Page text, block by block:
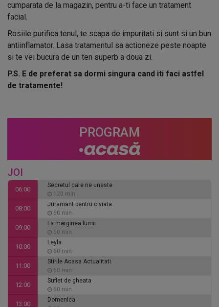
cumparata de la magazin, pentru a-ti face un tratament
facial.
Rosiile purifica tenul, te scapa de impuritati si sunt si un bun
antiinflamator. Lasa tratamentul sa actioneze peste noapte
si te vei bucura de un ten superb a doua zi.
P.S. E de preferat sa dormi singura cand iti faci astfel
de tratamente!
PROGRAM
JOI
06:00
Secretul care ne uneste
120 min
08:00
Juramant pentru o viata
60 min
09:00
La marginea lumii
60 min
10:00
Leyla
60 min
11:00
Stirile Acasa Actualitati
60 min
12:00
Suflet de gheata
60 min
13:00
Domenica